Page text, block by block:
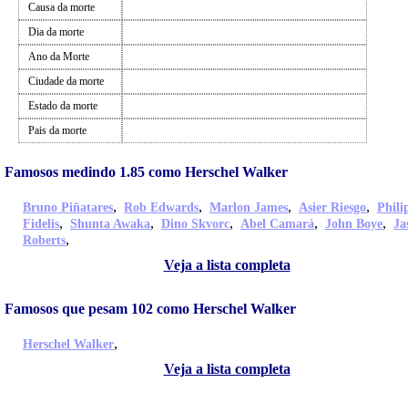
Causa da morte
Dia da morte
Ano da Morte
Ciudade da morte
Estado da morte
Pais da morte
Famosos medindo 1.85 como Herschel Walker
Bruno Piñatares, Rob Edwards, Marlon James, Asier Riesgo,
Fidelis, Shunta Awaka, Dino Skvorc, Abel Camará, John Boye,
Roberts,
Veja a lista completa
Famosos que pesam 102 como Herschel Walker
Herschel Walker,
Veja a lista completa